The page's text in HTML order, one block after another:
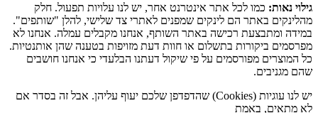
גילוי נאות: כמו לכל אתר אינטרנט אחר, יש לנו עלויות תפעול. חלק
מהלינקים באתר הם לינקים שמפנים לאתרי צד שלישי, להלן "שותפים".
במידה ומתבצעת רכישה באתר השותף, אנחנו מקבלים עמלה. אנחנו לא
מפרסמים ביקורות בתשלום או חוות דעת מזויפות בטענה שהן אותנטיות.
כל המוצרים מפורסמים על פי שיקול דעתנו הבלעדי כי אנחנו חושבים
שהם מגניבים.
יש לנו עוגיות (Cookies) שהדפדפן שלכם יעוף עליהן. אבל זה בסדר אם
לא מתאים, באמת